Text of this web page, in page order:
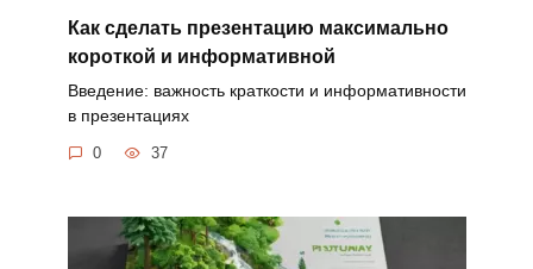
Как сделать презентацию максимально
короткой и информативной
Введение: важность краткости и информативности
в презентациях
0 37